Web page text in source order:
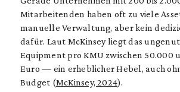
Mitarbeitenden haben oft zu viele
manuelle Verwaltung, aber kein
dafür. Laut McKinsey liegt das
Equipment pro KMU zwischen 50.000
Euro — ein erheblicher Hebel, auch
Budget (McKinsey, 2024).